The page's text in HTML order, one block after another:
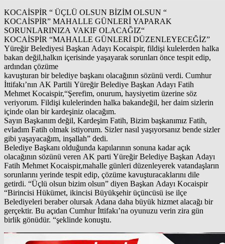
KOCAİSPİR “ ÜÇLÜ OLSUN BİZİM OLSUN “
KOCAİSPİR” MAHALLE GÜNLERİ YAPARAK
SORUNLARINIZA VAKIF OLACAĞIZ“
KOCAİSPİR “MAHALLE GÜNLERİ DÜZENLEYECEĞİZ”
Yüreğir Belediyesi Başkan Adayı Kocaispir, fildişi kulelerden halka
bakan değil,halkın içerisinde yaşayarak sorunları önce tespit edip,
ardından çözüme
kavuşturan bir belediye başkanı olacağının sözünü verdi. Cumhur
İttifakı’nın AK Partili Yüreğir Belediye Başkan Adayı Fatih
Mehmet Kocaispir,“Şerefim, onurum, haysiyetim üzerine söz
veriyorum. Fildişi kulelerinden halka bakandeğil, her daim sizlerin
içinde olan bir kardeşiniz olacağım.
Sayın Başkanım değil, Kardeşim Fatih, Bizim başkanımız Fatih,
evladım Fatih olmak istiyorum. Sizler nasıl yaşıyorsanız bende sizler
gibi yaşayacağım, inşallah” dedi.
Belediye Başkanı olduğunda kapılarının sonuna kadar açık
olacağının sözünü veren AK parti Yüreğir Belediye Başkan Adayı
Fatih Mehmet Kocaispir,mahalle günleri düzenleyerek vatandaşların
sorunlarını yerinde tespit edip, çözüme kavuşturacaklarını dile
getirdi. “Üçlü olsun bizim olsun” diyen Başkan Adayı Kocaispir
“Birincisi Hükümet, ikincisi Büyükşehir üçüncüsü ise ilçe
Belediyeleri beraber olursak Adana daha büyük hizmet alacağı bir
gerçektir. Bu açıdan Cumhur İttifakı’na oyunuzu verin zira gün
birlik gönüdür. “şeklinde konuştu.